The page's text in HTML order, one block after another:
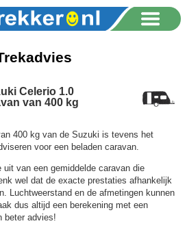
Celerio 1.0
van 400 kg
400 kg van de Suzuki is tevens het
voor een beladen caravan.
uit van een gemiddelde caravan die
wel dat de exacte prestaties afhankelijk
Luchtweerstand en de afmetingen kunnen
dus altijd een berekening met een
beter advies!